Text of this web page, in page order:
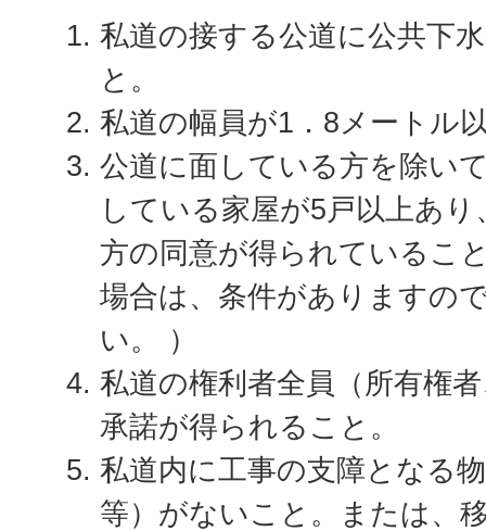
私道の接する公道に公共下
と。
私道の幅員が1．8メートル
公道に面している方を除い
している家屋が5戸以上あ
方の同意が得られているこ
場合は、条件がありますの
い。 ）
私道の権利者全員（所有権
承諾が得られること。
私道内に工事の支障となる
等）がないこと。または、